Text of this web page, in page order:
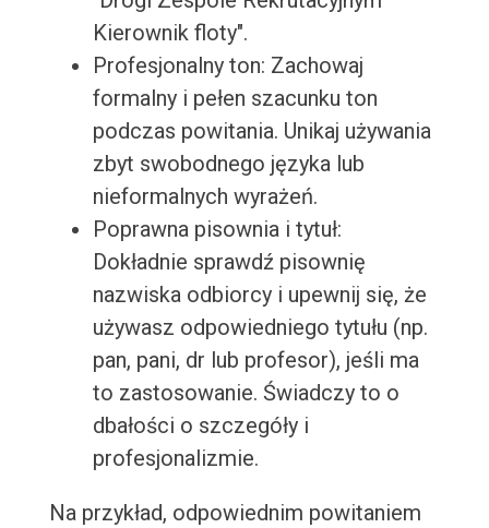
Kierownik floty".
Profesjonalny ton: Zachowaj
formalny i pełen szacunku ton
podczas powitania. Unikaj używania
zbyt swobodnego języka lub
nieformalnych wyrażeń.
Poprawna pisownia i tytuł:
Dokładnie sprawdź pisownię
nazwiska odbiorcy i upewnij się, że
używasz odpowiedniego tytułu (np.
pan, pani, dr lub profesor), jeśli ma
to zastosowanie. Świadczy to o
dbałości o szczegóły i
profesjonalizmie.
Na przykład, odpowiednim powitaniem